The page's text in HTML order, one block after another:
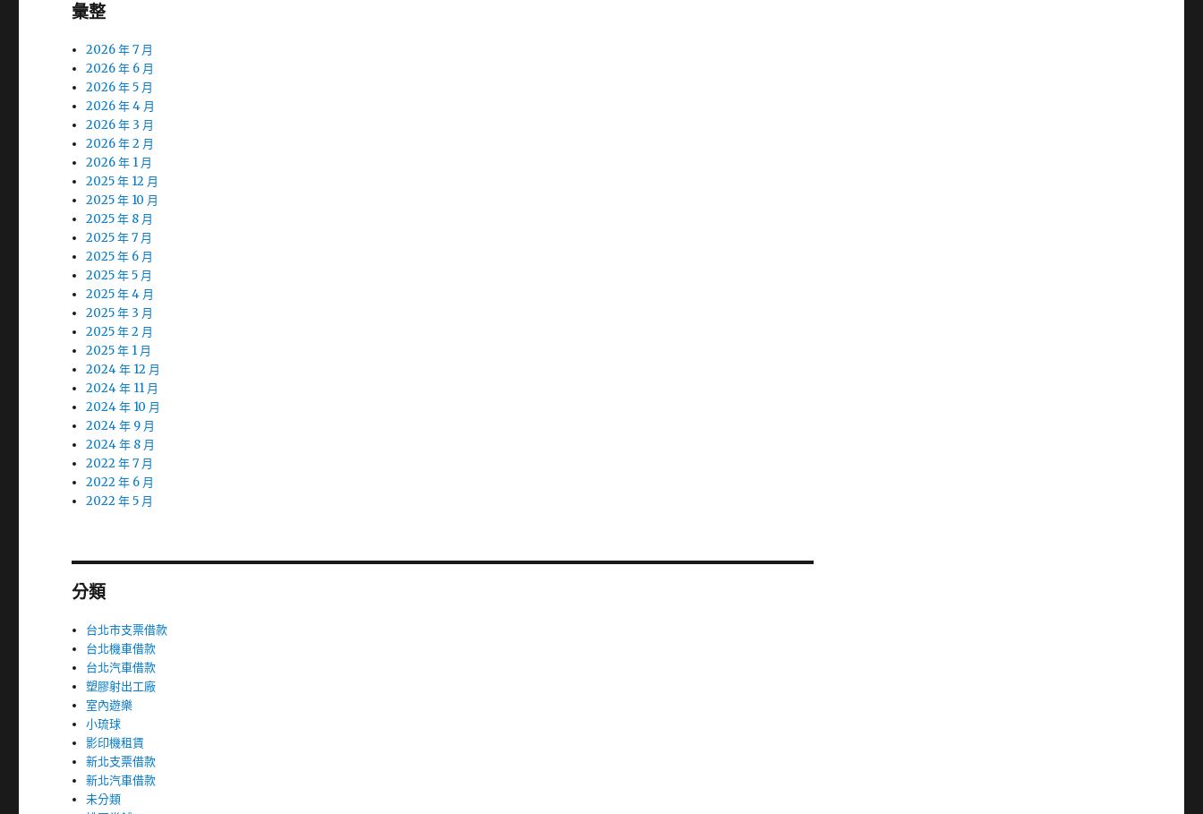
彙整
2026 年 7 月
2026 年 6 月
2026 年 5 月
2026 年 4 月
2026 年 3 月
2026 年 2 月
2026 年 1 月
2025 年 12 月
2025 年 10 月
2025 年 8 月
2025 年 7 月
2025 年 6 月
2025 年 5 月
2025 年 4 月
2025 年 3 月
2025 年 2 月
2025 年 1 月
2024 年 12 月
2024 年 11 月
2024 年 10 月
2024 年 9 月
2024 年 8 月
2022 年 7 月
2022 年 6 月
2022 年 5 月
分類
台北市支票借款
台北機車借款
台北汽車借款
塑膠射出工廠
室內遊樂
小琉球
影印機租賃
新北支票借款
新北汽車借款
未分類